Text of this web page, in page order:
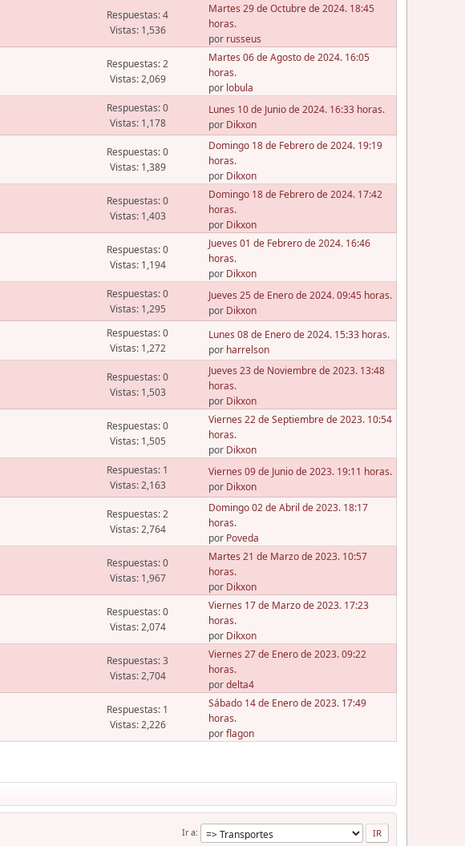
Respuestas: 4
Vistas: 1,536
Martes 29 de Octubre de 2024. 18:45
horas.
por russeus
Respuestas: 2
Vistas: 2,069
Martes 06 de Agosto de 2024. 16:05
horas.
por lobula
Respuestas: 0
Vistas: 1,178
Lunes 10 de Junio de 2024. 16:33 horas.
por Dikxon
Respuestas: 0
Vistas: 1,389
Domingo 18 de Febrero de 2024. 19:19
horas.
por Dikxon
Respuestas: 0
Vistas: 1,403
Domingo 18 de Febrero de 2024. 17:42
horas.
por Dikxon
Respuestas: 0
Vistas: 1,194
Jueves 01 de Febrero de 2024. 16:46
horas.
por Dikxon
Respuestas: 0
Vistas: 1,295
Jueves 25 de Enero de 2024. 09:45 horas.
por Dikxon
Respuestas: 0
Vistas: 1,272
Lunes 08 de Enero de 2024. 15:33 horas.
por harrelson
Respuestas: 0
Vistas: 1,503
Jueves 23 de Noviembre de 2023. 13:48
horas.
por Dikxon
Respuestas: 0
Vistas: 1,505
Viernes 22 de Septiembre de 2023. 10:54
horas.
por Dikxon
Respuestas: 1
Vistas: 2,163
Viernes 09 de Junio de 2023. 19:11 horas.
por Dikxon
Respuestas: 2
Vistas: 2,764
Domingo 02 de Abril de 2023. 18:17
horas.
por Poveda
Respuestas: 0
Vistas: 1,967
Martes 21 de Marzo de 2023. 10:57
horas.
por Dikxon
Respuestas: 0
Vistas: 2,074
Viernes 17 de Marzo de 2023. 17:23
horas.
por Dikxon
Respuestas: 3
Vistas: 2,704
Viernes 27 de Enero de 2023. 09:22
horas.
pordelta4
Respuestas: 1
Vistas: 2,226
Sábado 14 de Enero de 2023. 17:49
horas.
porflagon
Ir a